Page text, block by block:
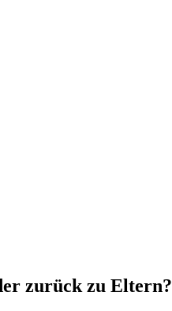
zurück zu Eltern?